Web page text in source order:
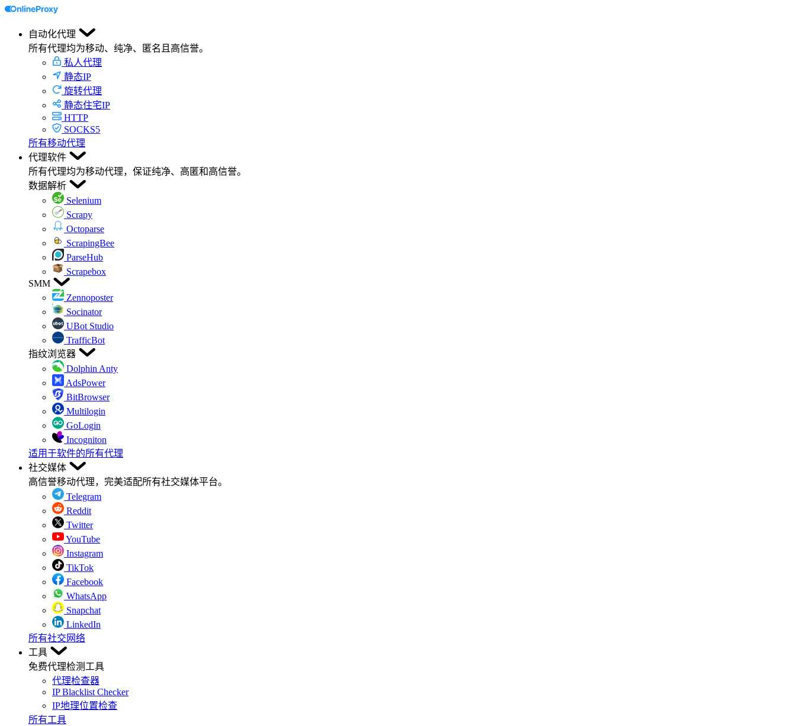
自动化代理
所有代理均为移动、纯净、匿名且高信誉。
私人代理
静态IP
旋转代理
静态住宅IP
HTTP
SOCKS5
所有移动代理
代理软件
所有代理均为移动代理，保证纯净、高匿和高信誉。
数据解析
Selenium
Scrapy
Octoparse
ScrapingBee
ParseHub
Scrapebox
SMM
Zennoposter
Socinator
UBot Studio
TrafficBot
指纹浏览器
Dolphin Anty
AdsPower
BitBrowser
Multilogin
GoLogin
Incogniton
适用于软件的所有代理
社交媒体
高信誉移动代理，完美适配所有社交媒体平台。
Telegram
Reddit
Twitter
YouTube
Instagram
TikTok
Facebook
WhatsApp
Snapchat
LinkedIn
所有社交网络
工具
免费代理检测工具
代理检查器
IP Blacklist Checker
IP地理位置检查
所有工具